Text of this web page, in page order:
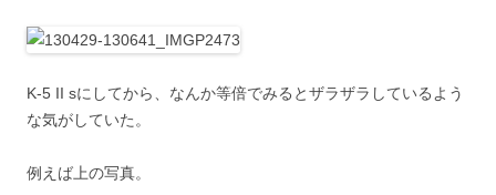
K-5 II sにしてから、なんか等倍でみるとザラザラしているよう
な気がしていた。
例えば上の写真。